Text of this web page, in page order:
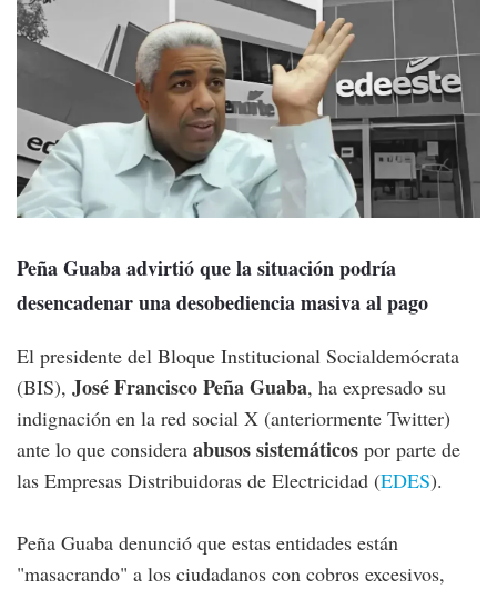
Peña Guaba advirtió que la situación podría
desencadenar una desobediencia masiva al pago
El presidente del Bloque Institucional Socialdemócrata
(BIS), José Francisco Peña Guaba, ha expresado su
indignación en la red social X (anteriormente Twitter)
ante lo que considera abusos sistemáticos por parte de
las Empresas Distribuidoras de Electricidad (EDES).
Peña Guaba denunció que estas entidades están
"masacrando" a los ciudadanos con cobros excesivos,